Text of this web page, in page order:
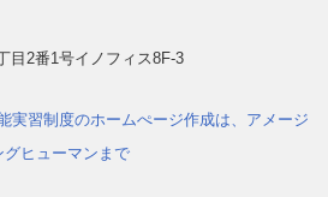
目2番1号イノフィス8F-3
実習制度のホームぺージ作成は、アメージ
グヒューマンまで